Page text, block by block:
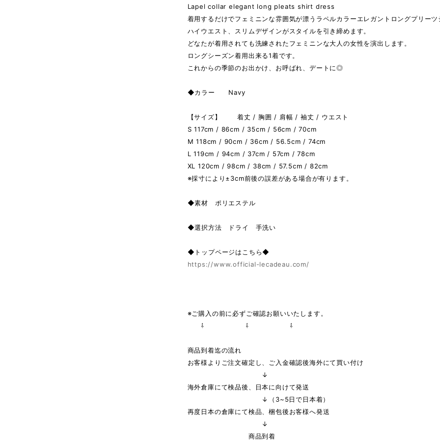
Lapel collar elegant long pleats shirt dress
着用するだけでフェミニンな雰囲気が漂うラペルカラーエレガントロングプリーツ
ハイウエスト、スリムデザインがスタイルを引き締めます。
どなたが着用されても洗練されたフェミニンな大人の女性を演出します。
ロングシーズン着用出来る1着です。
これからの季節のお出かけ、お呼ばれ、デートに◎
◆カラー Navy
【サイズ】 着丈 / 胸囲 / 肩幅 / 袖丈 / ウエスト
S 117cm / 86cm / 35cm / 56cm / 70cm
M 118cm / 90cm / 36cm / 56.5cm / 74cm
L 119cm / 94cm / 37cm / 57cm / 78cm
XL 120cm / 98cm / 38cm / 57.5cm / 82cm
※採寸により±3cm前後の誤差がある場合が有ります。
◆素材 ポリエステル
◆選択方法 ドライ 手洗い
◆トップページはこちら◆
https://www.official-lecadeau.com/
※ご購入の前に必ずご確認お願いいたします。
⇩ ⇩ ⇩
商品到着迄の流れ
お客様よりご注文確定し、ご入金確認後海外にて買い付け
↓
海外倉庫にて検品後、日本に向けて発送
↓（3~5日で日本着）
再度日本の倉庫にて検品、梱包後お客様へ発送
↓
商品到着